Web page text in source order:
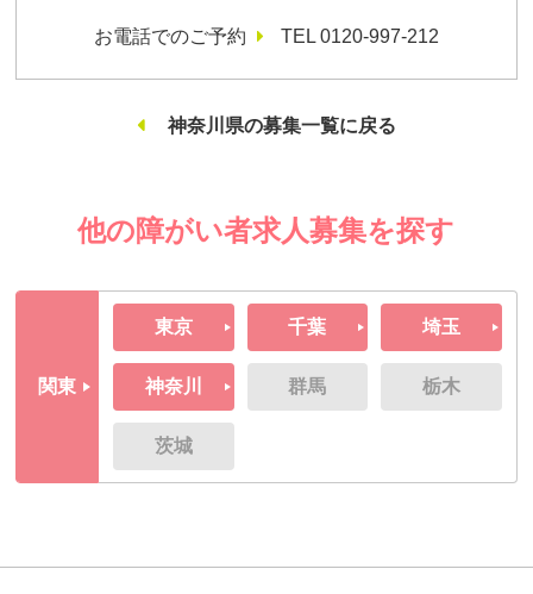
お電話でのご予約 TEL 0120-997-212
神奈川県の募集一覧に戻る
他の障がい者求人募集を探す
関東
東京 千葉 埼玉
神奈川 群馬 栃木
茨城